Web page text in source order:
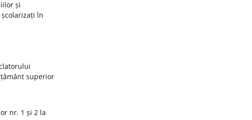
și
în
superior
nr. 1 și 2 la